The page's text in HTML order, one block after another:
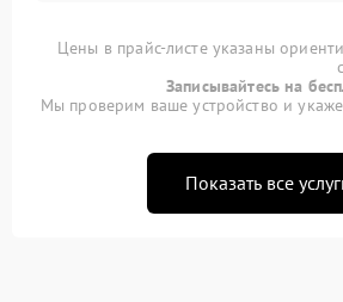
Цены в прайс-листе указаны
Записывайтесь на
Мы проверим ваше устройство и
Показать все